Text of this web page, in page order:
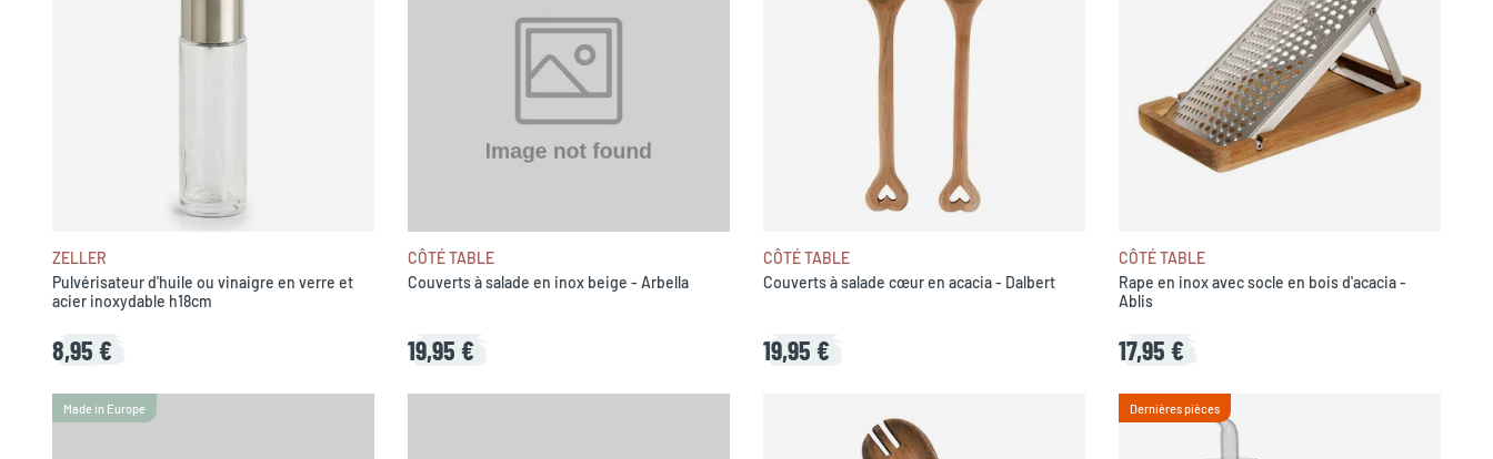
ZELLER
Pulvérisateur d'huile ou vinaigre en verre et
acier inoxydable h18cm
8,95 €
CÔTÉ TABLE
Couverts à salade en inox beige - Arbella
19,95 €
CÔTÉ TABLE
Couverts à salade cœur en acacia - Dalbert
19,95 €
CÔTÉ TABLE
Rape en inox avec socle en bois d'acacia -
Ablis
17,95 €
Made in Europe Dernières pièces